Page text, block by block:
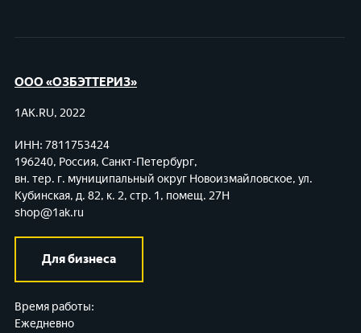
ООО «ОЗБЭТТЕРИЗ»
1AK.RU, 2022
ИНН: 7811753424
196240, Россия, Санкт-Петербург,
вн. тер. г. муниципальный округ Новоизмайловское, ул.
Кубинская, д. 82, к. 2, стр. 1, помещ. 27Н
shop@1ak.ru
Для бизнеса
Время работы:
Ежедневно